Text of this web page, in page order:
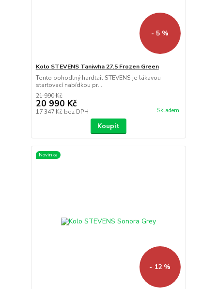
- 5 %
Kolo STEVENS Taniwha 27.5 Frozen Green
Tento pohodlný hardtail STEVENS je lákavou
startovací nabídkou pr...
21 990 Kč
20 990 Kč
17 347 Kč bez DPH Skladem
Koupit
Novinka
- 12 %